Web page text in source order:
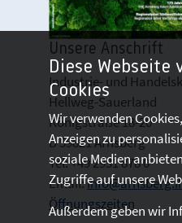
Unsere Anschrift
Industrie- und
Hellweg-Sauerland
Königstraße 18-20
D 59821 Arnsberg
Tel: +49 2931 878 0
Email:
Öffnungszeiten
Diese Webseite
Cookies
Wir verwenden
Anzeigen zu
soziale Medien
Zugriffe auf unsere
Außerdem geben wir